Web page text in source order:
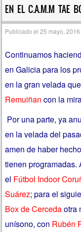
EN EL C.A.M.M TAE
Publicado el25 mayo, 2016
Continuamos
en Galicia para los
en la gran velada
Remuiñan con la
Por una parte, ya
en la velada del
amen de haber
tienen programadas.
el Fútbol Indoor
Suárez; para el
Box de Cercedaotra
unísono, con Rubén